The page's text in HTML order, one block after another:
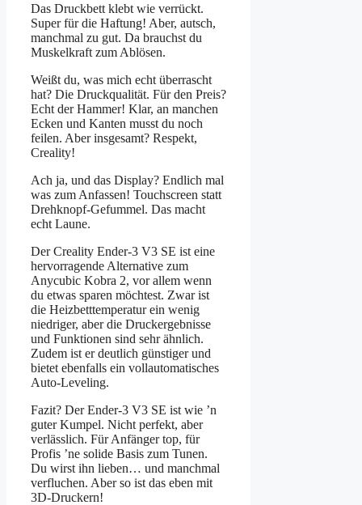
Das Druckbett klebt wie verrückt.
Super für die Haftung! Aber, autsch,
manchmal zu gut. Da brauchst du
Muskelkraft zum Ablösen.
Weißt du, was mich echt überrascht
hat? Die Druckqualität. Für den Preis?
Echt der Hammer! Klar, an manchen
Ecken und Kanten musst du noch
feilen. Aber insgesamt? Respekt,
Creality!
Ach ja, und das Display? Endlich mal
was zum Anfassen! Touchscreen statt
Drehknopf-Gefummel. Das macht
echt Laune.
Der Creality Ender-3 V3 SE ist eine
hervorragende Alternative zum
Anycubic Kobra 2, vor allem wenn
du etwas sparen möchtest. Zwar ist
die Heizbetttemperatur ein wenig
niedriger, aber die Druckergebnisse
und Funktionen sind sehr ähnlich.
Zudem ist er deutlich günstiger und
bietet ebenfalls ein vollautomatisches
Auto-Leveling.
Fazit? Der Ender-3 V3 SE ist wie ’n
guter Kumpel. Nicht perfekt, aber
verlässlich. Für Anfänger top, für
Profis ’ne solide Basis zum Tunen.
Du wirst ihn lieben… und manchmal
verfluchen. Aber so ist das eben mit
3D-Druckern!